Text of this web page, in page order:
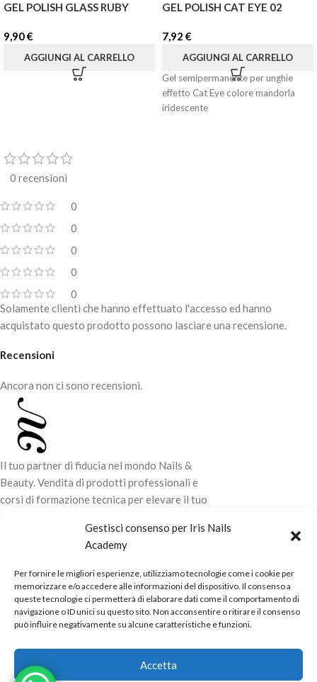
Gestisci consenso per Iris Nails
Academy
Per fornire le migliori esperienze, utilizziamo tecnologie come i cookie per
memorizzare e/o accedere alle informazioni del dispositivo. Il consenso a
queste tecnologie ci permetterà di elaborare dati come il comportamento di
navigazione o ID unici su questo sito. Non acconsentire o ritirare il consenso
può influire negativamente su alcune caratteristiche e funzioni.
Accetta
GEL POLISH GLASS RUBY
9,90€
AGGIUNGI AL CARRELLO
GEL POLISH CAT EYE 02
7,92 €
AGGIUNGI AL CARRELLO
Gel semipermanente per unghie
effetto Cat Eye colore mandorla
iridescente
0 recensioni
0
0
0
0
0
Recensioni
Ancora non ci sono recensioni.
Solamente clienti che hanno effettuato l'accesso ed hanno
acquistato questo prodotto possono lasciare una recensione.
Il tuo partner di fiducia nel mondo Nails &
Beauty. Vendita di prodotti professionali e
corsi di formazione tecnica per elevare il tuo
LINK UTILI
ORARI NEGOZIO
Powered byReal.Pro.Webcopyright© 2026 in collaborazione con
Mac Sistemi